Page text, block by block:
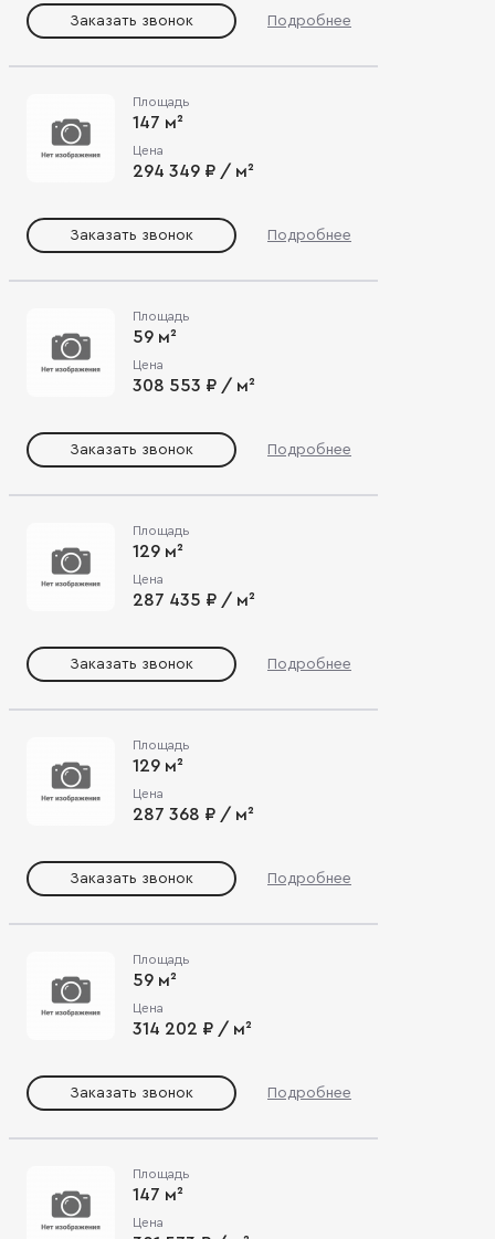
Заказать звонок Подробнее
Площадь
147 м²
Цена
294 349 ₽ / м²
Заказать звонок Подробнее
Площадь
59 м²
Цена
308 553 ₽ / м²
Заказать звонок Подробнее
Площадь
129 м²
Цена
287 435 ₽ / м²
Заказать звонок Подробнее
Площадь
129 м²
Цена
287 368 ₽ / м²
Заказать звонок Подробнее
Площадь
59 м²
Цена
314 202 ₽ / м²
Заказать звонок Подробнее
Площадь
147 м²
Цена